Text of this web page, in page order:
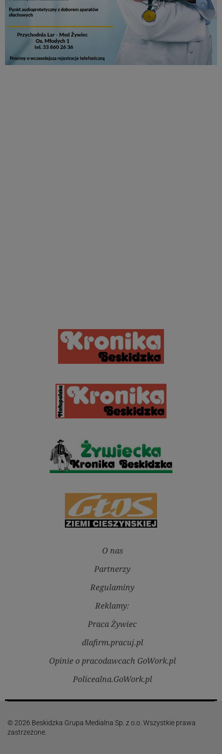
O nas
Partnerzy
Regulaminy
Reklamy:
Praca Żywiec
dlafirm.pracuj.pl
Opinie o pracodawcach GoWork.pl
Policealna.GoWork.pl
© 2026 Beskidzka Grupa Medialna Sp. z o.o. Wszystkie prawa
zastrzeżone.